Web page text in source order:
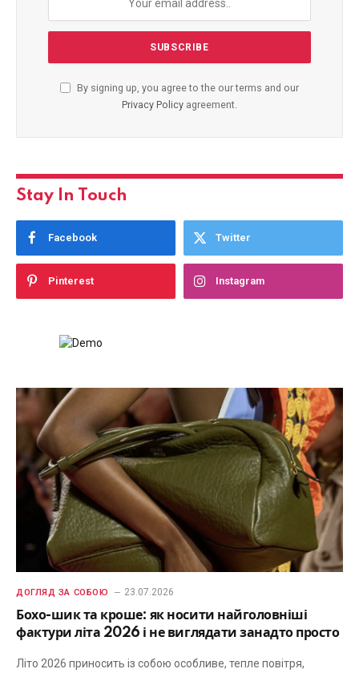
By signing up, you agree to the our terms and our
Privacy Policy agreement.
Stay In Touch
Facebook Twitter
Pinterest Instagram
ДОГЛЯД ЗА СОБОЮ 23.07.2026
Бохо-шик та кроше: як носити найголовніші
фактури літа 2026 і не виглядати занадто просто
Літо 2026 приносить із собою особливе, тепле повітря,